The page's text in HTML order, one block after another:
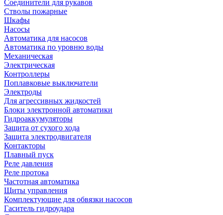
Соединители для рукавов
Стволы пожарные
Шкафы
Насосы
Автоматика для насосов
Автоматика по уровню воды
Механическая
Электрическая
Контроллеры
Поплавковые выключатели
Электроды
Для агрессивных жидкостей
Блоки электронной автоматики
Гидроаккумуляторы
Защита от сухого хода
Защита электродвигателя
Контакторы
Плавный пуск
Реле давления
Реле протока
Частотная автоматика
Щиты управления
Комплектующие для обвязки насосов
Гаситель гидроудара